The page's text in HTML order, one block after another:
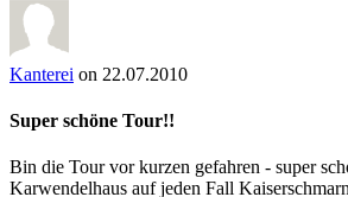
Kanterei on 22.07.2010
Super schöne Tour!!
Bin die Tour vor kurzen gefahren - super
Karwendelhaus auf jeden Fall